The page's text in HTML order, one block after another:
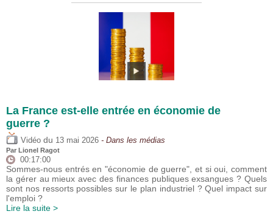
La France est-elle entrée en économie de
guerre ?
Vidéo du 13 mai 2026 - Dans les médias
Par Lionel Ragot
00:17:00
Sommes-nous entrés en "économie de guerre", et si oui, comment
la gérer au mieux avec des finances publiques exsangues ? Quels
sont nos ressorts possibles sur le plan industriel ? Quel impact sur
l'emploi ?
Lire la suite >